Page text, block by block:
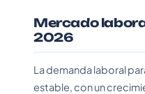
Mercado
2026
La demanda laboral
estable, con un